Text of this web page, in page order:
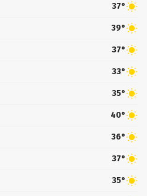
37°
39°
37°
33°
35°
40°
36°
37°
35°